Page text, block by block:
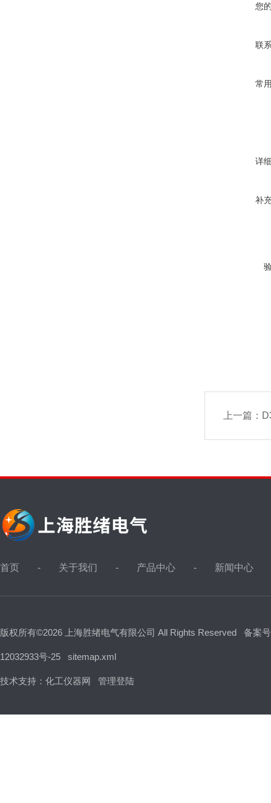
您
联
常
详
补
上一篇：
首页 关于我们 产品中心 新闻中心
版权所有©2026 上海胜绪电气有限公司 All Rights Reserved 备案
12032933号-25 sitemap.xml
技术支持： 化工仪器网 管理登陆